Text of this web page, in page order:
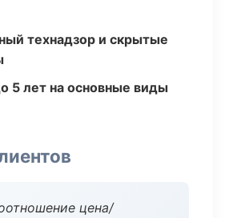
технадзор и скрытые
5 лет на основные виды
цена/